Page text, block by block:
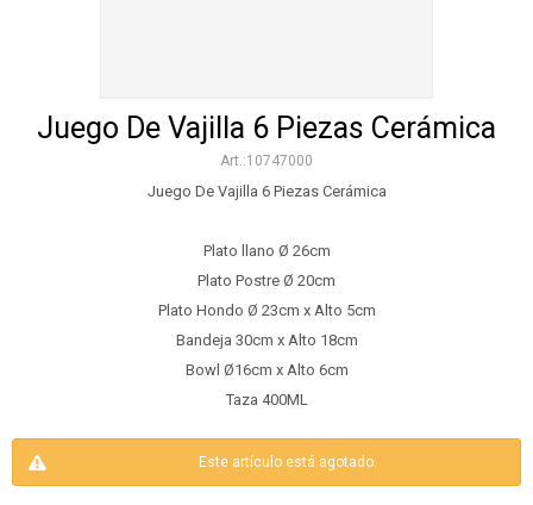
Juego De Vajilla 6 Piezas Cerámica
10747000
Juego De Vajilla 6 Piezas Cerámica
Plato llano Ø 26cm
Plato Postre Ø 20cm
Plato Hondo Ø 23cm x Alto 5cm
Bandeja 30cm x Alto 18cm
Bowl Ø16cm x Alto 6cm
Taza 400ML
Este artículo está agotado.